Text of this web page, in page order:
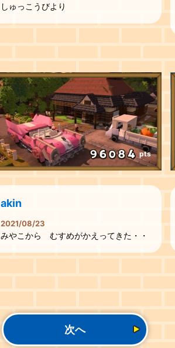
しゅっこうびより
pts
akin
2021/08/23
みやこから むすめがかえってきた・・
次へ